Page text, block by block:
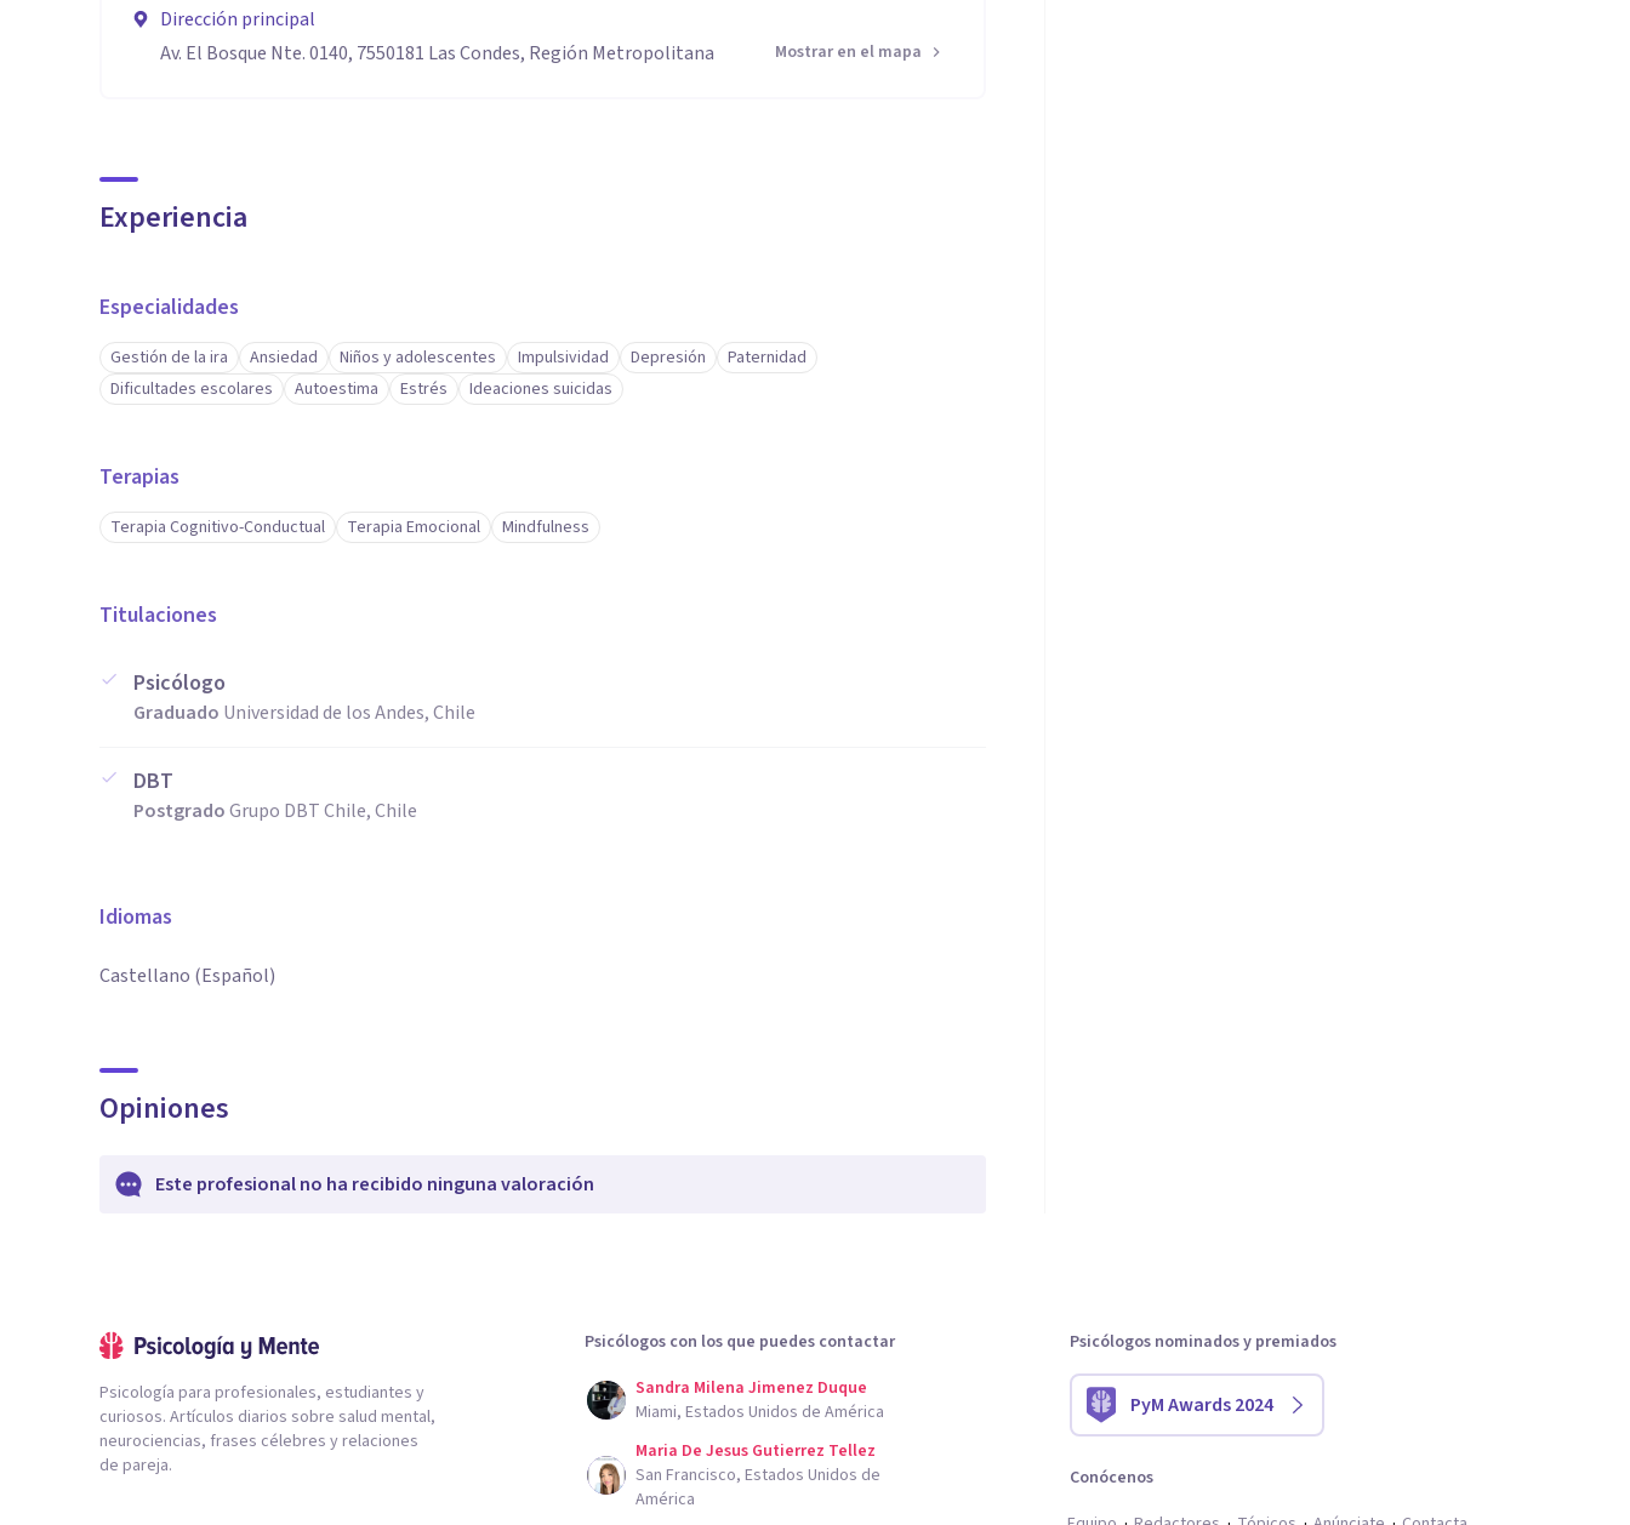
Dirección principal
Av. El Bosque Nte. 0140, 7550181 Las Condes, Región Metropolitana
Mostrar en el mapa
Experiencia
Especialidades
Gestión de la ira Ansiedad Niños y adolescentes Impulsividad Depresión
Paternidad
Dificultades escolares
Autoestima Estrés Ideaciones suicidas
Terapias
Terapia Cognitivo-Conductual Terapia Emocional Mindfulness
Titulaciones
Psicólogo
Graduado Universidad de los Andes, Chile
DBT
PostgradoGrupo DBT Chile, Chile
Idiomas
Castellano (Español)
Opiniones
Este profesional no ha recibido ninguna valoración
Psicología para profesionales, estudiantes y
curiosos. Artículos diarios sobre salud mental,
neurociencias, frases célebres y relaciones
de pareja.
Psicólogos con los que puedes contactar
Sandra Milena Jimenez Duque
Miami, Estados Unidos de América
Maria De Jesus Gutierrez Tellez
San Francisco, Estados Unidos de
América
Psicólogos nominados y premiados
PyM Awards 2024
Conócenos